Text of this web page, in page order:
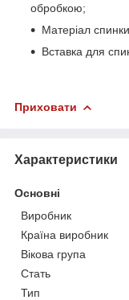
обробкою;
Матеріал
Вставка для
Приховати
Характеристики
Основні
Виробник
Країна виробник
Вікова група
Стать
Тип